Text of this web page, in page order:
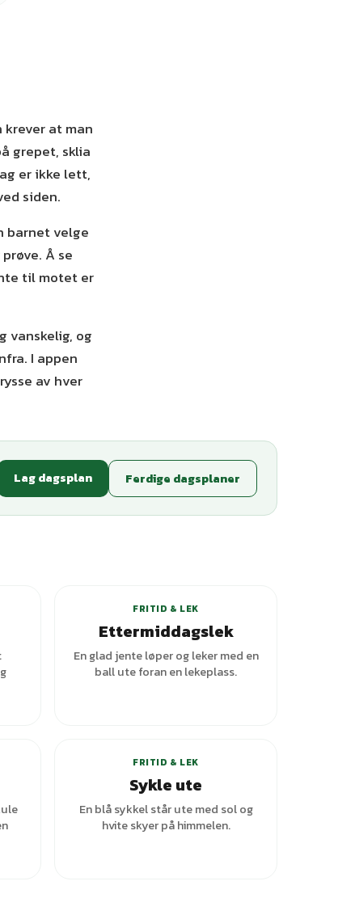
at man
grepet, sklia
er ikke lett,
siden.
barnet velge
Å se
til motet er
vanskelig, og
I appen
av hver
Lag dagsplan Ferdige dagsplaner
FRITID & LEK
Ettermiddagslek
En glad jente løper og leker med en
ball ute foran en lekeplass.
FRITID & LEK
Sykle ute
En blå sykkel står ute med sol og
hvite skyer på himmelen.